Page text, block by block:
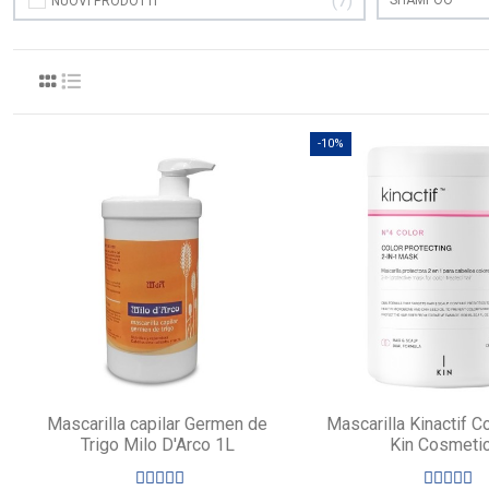
Mascarilla capilar Germen de
Trigo Milo D'Arco 1L
-10%
Mascarilla Kinactif
Kin